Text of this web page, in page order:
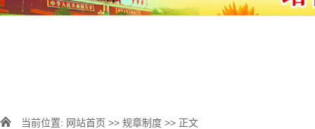
当前位置: 网站首页 >> 规章制度 >> 正文